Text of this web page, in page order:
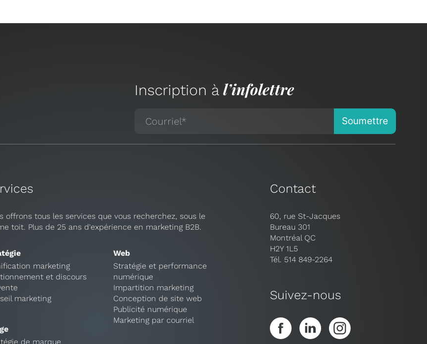
Inscription à l’infolettre
offrons tous les services que vous recherchez, sous le
toit. Plus de 25 ans d'expérience en marketing B2B.
marketing
et discours
marketing
de marque
Web
Stratégie et performance
numérique
Impartition marketing
Conception de site web
Publicité numérique
Marketing par courriel
Contact
60, rue St-Jacques
Bureau 301
Montréal QC
H2Y 1L5
Tél. 514 849-2264
Suivez-nous